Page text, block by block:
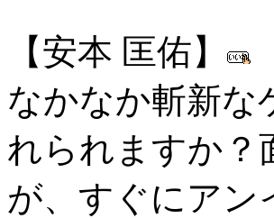
【安本 匡佑】
なかなか斬新な
れられますか？
が、すぐにアン